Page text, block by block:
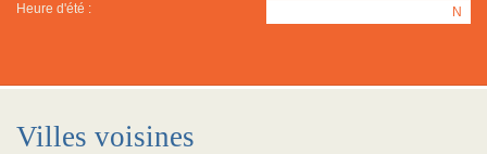
Heure d'été : N
Villes voisines